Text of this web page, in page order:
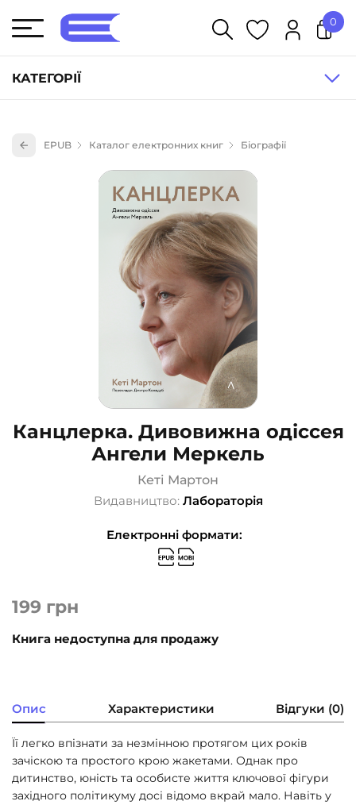
КАТЕГОРІЇ
Книги для дітей (836)
Книги для підлітків (240)
Науково-популярна література (1015)
Навчальна література та посібники (527)
Енциклопедії, довідники, словники (55)
Подарункові сертифікати (1)
0
EPUB Каталог електронних книг Біографії
Канцлерка. Дивовижна одіссея
Ангели Меркель
Кеті Мартон
Видавництво: Лабораторія
Електронні формати:
199 грн
Книга недоступна для продажу
Опис Характеристики Відгуки (0)
Її легко впізнати за незмінною протягом цих років
зачіскою та простого крою жакетами. Однак про
дитинство, юність та особисте життя ключової фігури
західного політикуму досі відомо вкрай мало. Навіть у